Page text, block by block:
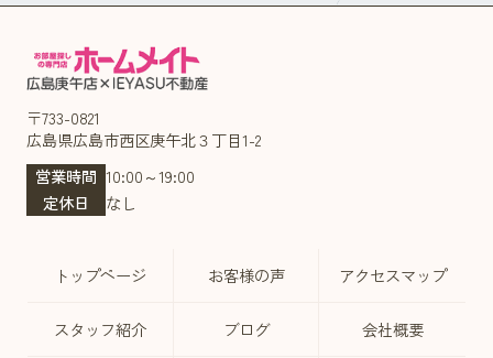
〒733-0821
広島県広島市西区庚午北３丁目1-2
営業時間 10:00～19:00
定休日
なし
トップページ お客様の声 アクセスマップ
スタッフ紹介 ブログ 会社概要